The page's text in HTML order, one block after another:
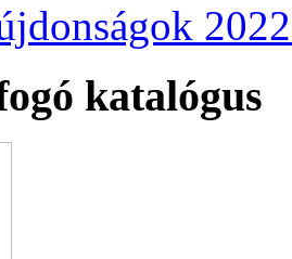
katalógus